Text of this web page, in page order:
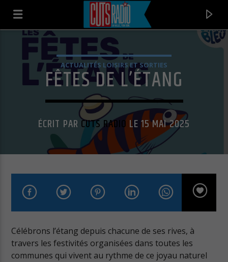
EN CE MOMENT
STRAIGHT OUTTA COMPTON
ACTUALITÉS LOISIRS ET SORTIES
FÊTES DE L’ÉTANG
ÉCRIT PARCUTS RADIO LE 15 MAI 2025
Célébrons l’étang depuis chacune de ses rives, à
travers les festivités organisées dans toutes les
communes qui vivent au rythme de ce joyau naturel